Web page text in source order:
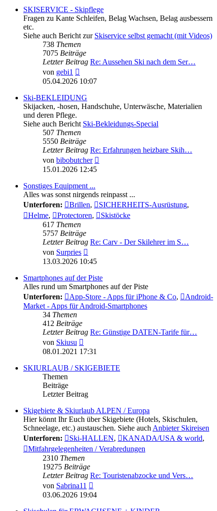
SKISERVICE - Skipflege
Fragen zu Kante Schleifen, Belag Wachsen, Belag ausbessern
etc.
Siehe auch Bericht zur Skiservice selbst gemacht (mit Videos)
738 Themen
7075 Beiträge
Letzter Beitrag Re: Aussehen Ski nach dem Ser…
von gebi1
Beitrag
05.04.2026 10:07
Ski-BEKLEIDUNG
Skijacken, -hosen, Handschuhe, Unterwäsche, Materialien
und deren Pflege.
Siehe auch Bericht Ski-Bekleidungs-Special
507 Themen
5550 Beiträge
Letzter Beitrag Re: Erfahrungen heizbare Skih…
von bibobutcher
15.01.2026 12:45
Sonstiges Equipment ...
Alles was sonst nirgends reinpasst ...
Unterforen:
Brillen, SICHERHEITS-Ausrüstung,
Helme, Protectoren,
Skistöcke
617 Themen
5757 Beiträge
Letzter Beitrag Re: Carv - Der Skilehrer im S…
von Surpries
Beitrag
13.03.2026 10:45
Smartphones auf der Piste
Alles rund um Smartphones auf der Piste
Unterforen:
App-Store - Apps für iPhone & Co,
Android-
Market - Apps für Android-Smartphones
34 Themen
412 Beiträge
Letzter Beitrag Re: Günstige DATEN-Tarife für…
von Skiusu
Beitrag
08.01.2021 17:31
SKIURLAUB / SKIGEBIETE
Themen
Beiträge
Letzter Beitrag
Skigebiete & Skiurlaub ALPEN / Europa
Hier könnt Ihr Euch über Skigebiete (Hotels, Skischulen,
Schneelage, etc.) austauschen. Siehe auch Anbieter Skireisen
Unterforen:
Ski-HALLEN, KANADA/USA & world,
Mitfahrgelegenheiten / Verabredungen
2310 Themen
19275 Beiträge
Letzter Beitrag Re: Touristenabzocke und Vers…
von Sabrina11
Beitrag
03.06.2026 19:04